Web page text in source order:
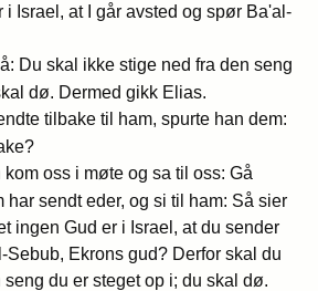
i Israel, at I går avsted og spør Ba'al-
Du skal ikke stige ned fra den seng
dø. Dermed gikk Elias.
tilbake til ham, spurte han dem:
oss i møte og sa til oss: Gå
har sendt eder, og si til ham: Så sier
ingen Gud er i Israel, at du sender
Sebub, Ekrons gud? Derfor skal du
du er steget op i; du skal dø.